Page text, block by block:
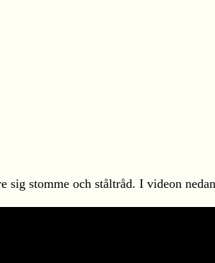
sig stomme och ståltråd. I videon